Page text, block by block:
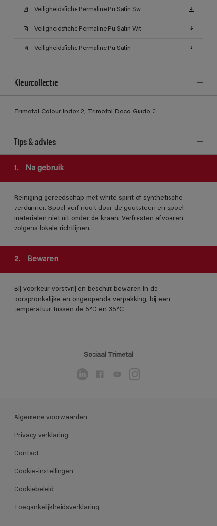
Veiligheidsfiche Permaline Pu Satin Sw
Veiligheidsfiche Permaline Pu Satin Wit
Veiligheidsfiche Permaline Pu Satin
Kleurcollectie
Trimetal Colour Index 2, Trimetal Deco Guide 3
Tips & advies
1. Na gebruik
Reiniging gereedschap met white spirit of synthetische
verdunner. Spoel verf nooit door de gootsteen en spoel
materialen niet uit onder de kraan. Verfresten afvoeren
volgens lokale richtlijnen.
2. Bewaren
Bij voorkeur vorstvrij en beschut bewaren in de
oorspronkelijke en ongeopende verpakking, bij een
temperatuur tussen de 5°C en 35°C
Sociaal Trimetal
Algemene voorwaarden
Privacy verklaring
Contact
Cookie-instellingen
Cookiebeleid
Toegankelijkheidsverklaring